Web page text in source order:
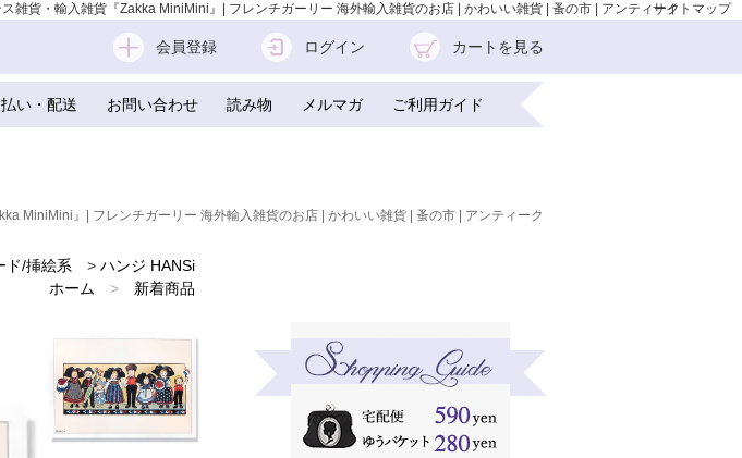
貨・輸入雑貨『Zakka MiniMini』| フレンチガーリー 海外輸入雑貨のお店 | かわいい雑貨 | 蚤の市 | アンティークサイトマップ
会員登録 ログイン カートを見る
い・配送 お問い合わせ 読み物 メルマガ ご利用ガイド
MiniMini』| フレンチガーリー 海外輸入雑貨のお店 | かわいい雑貨 | 蚤の市 | アンティーク
ド/挿絵系 > ハンジ HANSi
ホーム
>
新着商品
トデー ギフト 贈り物 雑貨
ホーム
>
かわいい雑貨
ホーム